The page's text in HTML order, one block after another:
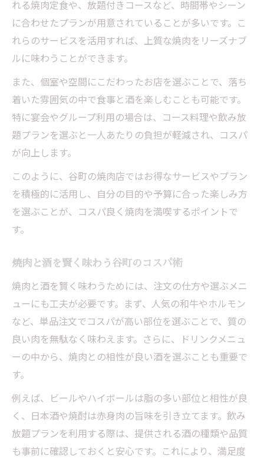
れる焼肉定食や、放題付きコースなど、時間帯やシーン
に合わせたプランが用意されていることが多いです。こ
れらのサービスを活用すれば、上質な焼肉をリーズナブ
ルに味わうことができます。
また、個室や空間にこだわったお店を選ぶことで、落ち
着いた雰囲気の中で食事と酒を楽しむことも可能です。
特に宴会やグループ利用の場合は、コース料理や飲み放
題プランを選ぶと一人あたりの負担が軽減され、コスパ
が向上します。
このように、谷町の焼肉店ではお得なサービスやプラン
を積極的に活用し、自分の目的や予算に合った楽しみ方
を選ぶことが、コスパ良く焼肉を満喫するポイントで
す。
焼肉と酒を賢く味わう谷町のコスパ術
焼肉と酒を賢く味わうためには、注文の仕方や選ぶメニ
ューにも工夫が必要です。まず、人気の和牛やホルモン
など、単品注文でコスパが高い部位を選ぶことで、質の
良い肉を無駄なく味わえます。さらに、ドリンクメニュ
ーの中から、焼肉との相性が良い酒を選ぶことも重要で
す。
例えば、ビールやハイボールは脂の多い部位と相性が良
く、日本酒や焼酎は赤身肉の旨味を引き立てます。飲み
放題プランを利用する際は、提供される酒の種類や品質
も事前に確認しておくと安心です。これにより、満足度